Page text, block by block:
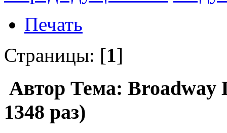
Печать
Страницы: [1]
Автор Тема: Broadway
1348 раз)